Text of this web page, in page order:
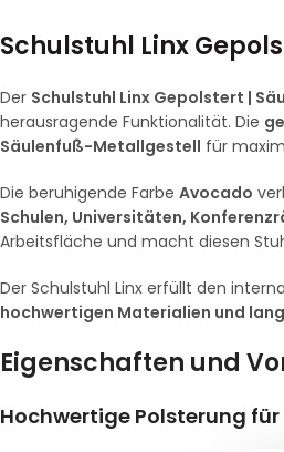
Schulstuhl Linx
Der Schulstuhl Linx Gepolstert |
herausragende Funktionalität. Die
Säulenfuß-Metallgestell für
Die beruhigende Farbe Avocado
Schulen, Universitäten,
Arbeitsfläche und macht diesen
Der Schulstuhl Linx erfüllt den
hochwertigen Materialien und
Eigenschaften und
Hochwertige Polsterung